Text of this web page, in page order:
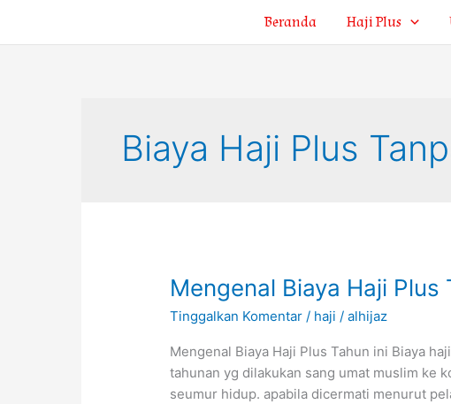
Beranda Haji Plus
Biaya Haji Plus
Mengenal Biaya Haji Plus
Tinggalkan Komentar / haji /alhijaz
Mengenal Biaya Haji Plus Tahun ini Biaya
tahunan yg dilakukan sang umat muslim ke
seumur hidup. apabila dicermati menurut
Mengenal
Haji
Plus
Tahun
Ini